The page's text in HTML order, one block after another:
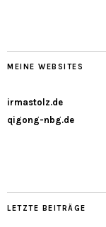
MEINE WEBSITES
irmastolz.de
qigong-nbg.de
LETZTE BEITRÄGE